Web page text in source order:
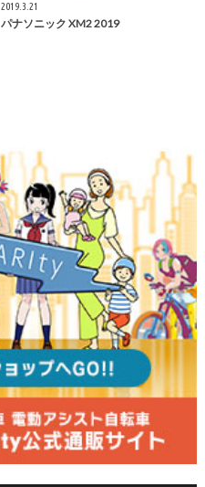
2019.3.21
パナソニック XM2 2019